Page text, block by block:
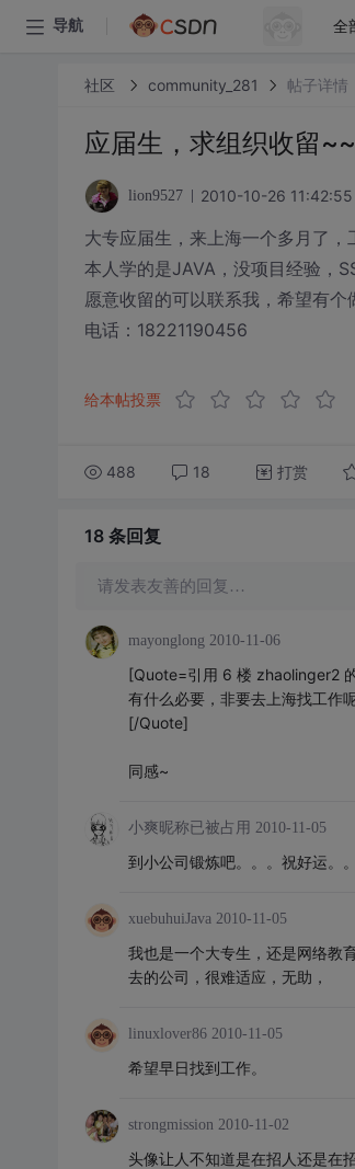
导航 全
社区 community_281 帖子详情
应届生，求组织收留~~
lion9527 2010-10-26 11:42:55
大专应届生，来上海一个多月了，
本人学的是JAVA，没项目经验，
愿意收留的可以联系我，希望有个
电话：18221190456
给本帖投票
488 18 打赏
18 条回复
请发表友善的回复…
mayonglong 2010-11-06
[Quote=引用 6 楼 zhaolinger2
有什么必要，非要去上海找工作
[/Quote]
同感~
小爽昵称已被占用 2010-11-05
到小公司锻炼吧。。。祝好运。。
xuebuhuiJava 2010-11-05
我也是一个大专生，还是网络教
去的公司，很难适应，无助，
linuxlover86 2010-11-05
希望早日找到工作。
strongmission 2010-11-02
头像让人不知道是在招人还是在